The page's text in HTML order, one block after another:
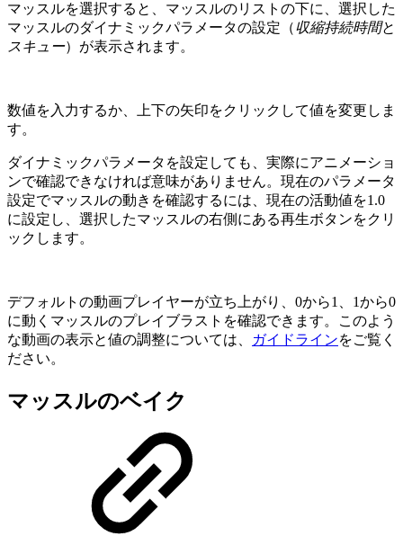
マッスルを選択すると、マッスルのリストの下に、選択した
マッスルのダイナミックパラメータの設定（収縮持続時間と
スキュー）が表示されます。
数値を入力するか、上下の矢印をクリックして値を変更しま
す。
ダイナミックパラメータを設定しても、実際にアニメーショ
ンで確認できなければ意味がありません。現在のパラメータ
設定でマッスルの動きを確認するには、現在の活動値を1.0
に設定し、選択したマッスルの右側にある再生ボタンをクリ
ックします。
デフォルトの動画プレイヤーが立ち上がり、0から1、1から0
に動くマッスルのプレイブラストを確認できます。このよう
な動画の表示と値の調整については、
ガイドラインをご覧く
ださい。
マッスルのベイク